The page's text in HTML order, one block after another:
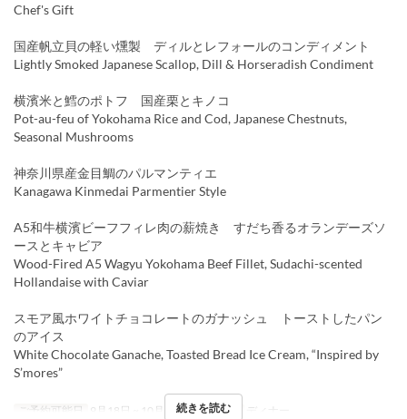
Chef's Gift
国産帆立貝の軽い燻製 ディルとレフォールのコンディメント
Lightly Smoked Japanese Scallop, Dill & Horseradish Condiment
横濱米と鱈のポトフ 国産栗とキノコ
Pot-au-feu of Yokohama Rice and Cod, Japanese Chestnuts,
Seasonal Mushrooms
神奈川県産金目鯛のパルマンティエ
Kanagawa Kinmedai Parmentier Style
A5和牛横濱ビーフフィレ肉の薪焼き すだち香るオランデーズソ
ースとキャビア
Wood-Fired A5 Wagyu Yokohama Beef Fillet, Sudachi-scented
Hollandaise with Caviar
スモア風ホワイトチョコレートのガナッシュ トーストしたパン
のアイス
White Chocolate Ganache, Toasted Bread Ice Cream, “Inspired by
S’mores”
ご予約可能日 9月18日 ~ 10月31日 食事時間 ディナー
続きを読む